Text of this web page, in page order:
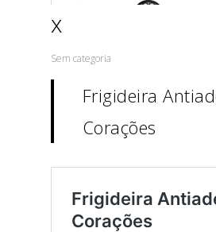
x
Sem categoria
Frigideira
Corações